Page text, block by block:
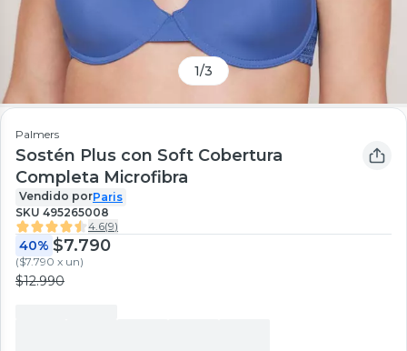
1/3
Palmers
Sostén Plus con Soft Cobertura
Completa Microfibra
Vendido porParis
SKU 495265008
4.6(9)
40% $7.790
($7.790 x un)
$12.990